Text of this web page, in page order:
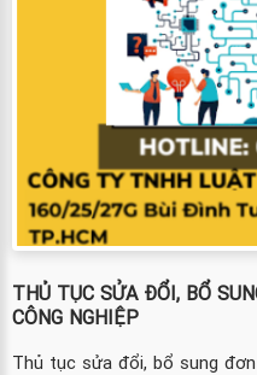
THỦ TỤC SỬA ĐỔI, BỔ
CÔNG NGHIỆP
Thủ tục sửa đổi, bổ sung